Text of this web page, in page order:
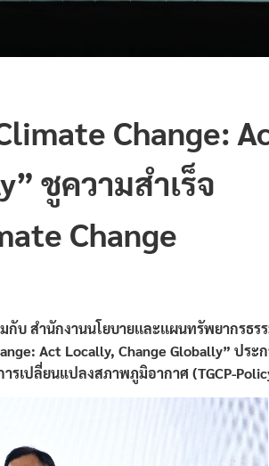
Change:
ชูความสำเร็จ
Change
บ สำนักงานนโยบายเเละเเผนทรัพยากรธร
Act Locally, Change Globally” ประ
รเปลี่ยนแปลงสภาพภูมิอากาศ (TGCP-